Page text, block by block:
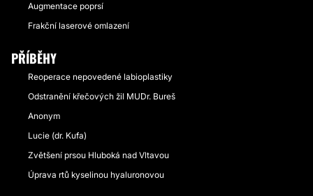
Augmentace poprsí
Frakční laserové omlazení
PŘÍBĚHY
Reoperace nepovedené labioplastiky
Odstranění křečových žil MUDr. Bureš
Anonym
Lucie (dr. Kufa)
Zvětšení prsou Hluboká nad Vltavou
Úprava rtů kyselinou hyaluronovou